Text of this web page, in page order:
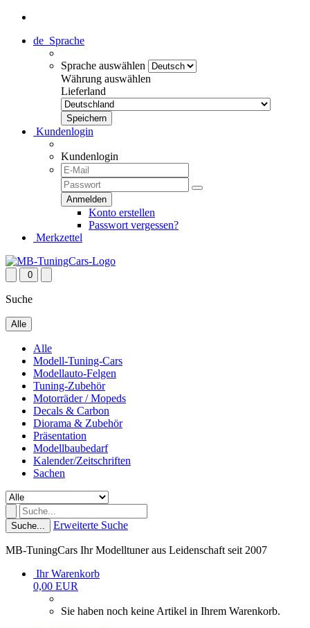
de Sprache
Sprache auswählen
Währung auswählen
Lieferland
Kundenlogin
Kundenlogin
Konto erstellen
Passwort vergessen?
Merkzettel
0
Suche
Alle
Alle
Modell-Tuning-Cars
Modellauto-Felgen
Tuning-Zubehör
Motorräder / Mopeds
Decals & Carbon
Diorama & Zubehör
Präsentation
Modellbaubedarf
Kalender/Zeitschriften
Sachen
Suche... Erweiterte Suche
MB-TuningCars Ihr Modelltuner aus Leidenschaft seit 2007
Ihr Warenkorb
0,00 EUR
Sie haben noch keine Artikel in Ihrem Warenkorb.